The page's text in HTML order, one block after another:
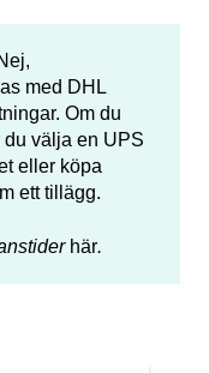
med DHL
Om du
välja en UPS
eller köpa
ett tillägg.
här.